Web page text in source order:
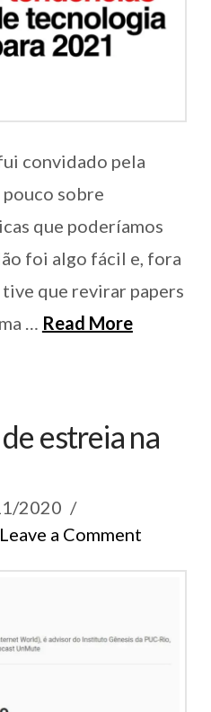
convidado pela
pouco sobre
que poderíamos
foi algo fácil e, fora
que revirar papers
… Read More
estreia na
2020
Leave a Comment